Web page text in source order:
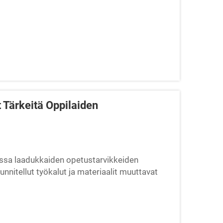
Oppilaiden
laadukkaiden opetustarvikkeiden
työkalut ja materiaalit muuttavat